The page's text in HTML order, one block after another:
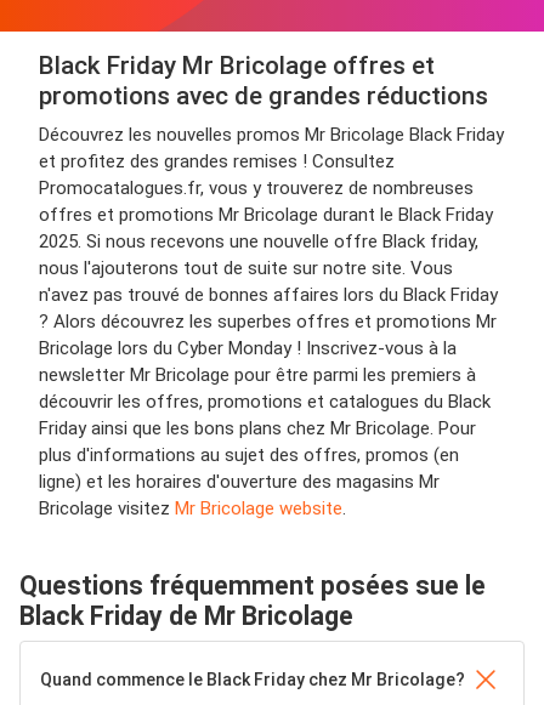
Black Friday Mr Bricolage offres et
promotions avec de grandes réductions
Découvrez les nouvelles promos Mr Bricolage Black Friday
et profitez des grandes remises ! Consultez
Promocatalogues.fr, vous y trouverez de nombreuses
offres et promotions Mr Bricolage durant le Black Friday
2025. Si nous recevons une nouvelle offre Black friday,
nous l'ajouterons tout de suite sur notre site. Vous
n'avez pas trouvé de bonnes affaires lors du Black Friday
? Alors découvrez les superbes offres et promotions Mr
Bricolage lors du Cyber Monday ! Inscrivez-vous à la
newsletter Mr Bricolage pour être parmi les premiers à
découvrir les offres, promotions et catalogues du Black
Friday ainsi que les bons plans chez Mr Bricolage. Pour
plus d'informations au sujet des offres, promos (en
ligne) et les horaires d'ouverture des magasins Mr
Bricolage visitez Mr Bricolage website.
Questions fréquemment posées sue le
Black Friday de Mr Bricolage
Quand commence le Black Friday chez Mr Bricolage?